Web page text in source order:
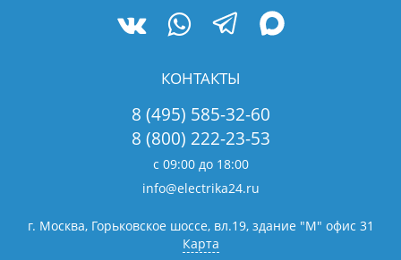
КОНТАКТЫ
8 (495) 585-32-60
8 (800) 222-23-53
с 09:00 до 18:00
info@electrika24.ru
г. Москва, Горьковское шоссе, вл.19, здание "М" офис 31
Карта